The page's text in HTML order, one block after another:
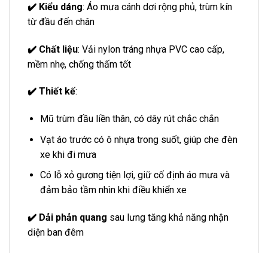
✔️ Kiểu dáng: Áo mưa cánh dơi rộng phủ, trùm kín
từ đầu đến chân
✔️ Chất liệu: Vải nylon tráng nhựa PVC cao cấp,
mềm nhẹ, chống thấm tốt
✔️ Thiết kế:
Mũ trùm đầu liền thân, có dây rút chắc chắn
Vạt áo trước có ô nhựa trong suốt, giúp che đèn
xe khi đi mưa
Có lỗ xỏ gương tiện lợi, giữ cố định áo mưa và
đảm bảo tầm nhìn khi điều khiển xe
✔️ Dải phản quang sau lưng tăng khả năng nhận
diện ban đêm